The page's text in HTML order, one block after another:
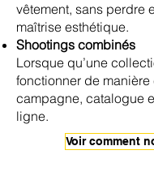
vêtement, sans perdre
maîtrise esthétique.
Shootings combinés
Lorsque qu’une
fonctionner de manière
campagne, catalogue
ligne.
Voir comment